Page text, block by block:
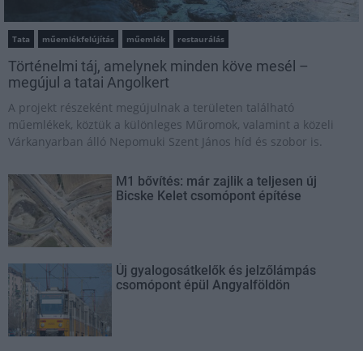
Tata műemlékfelújítás műemlék restaurálás
Történelmi táj, amelynek minden köve mesél –
megújul a tatai Angolkert
A projekt részeként megújulnak a területen található
műemlékek, köztük a különleges Műromok, valamint a közeli
Várkanyarban álló Nepomuki Szent János híd és szobor is.
M1 bővítés: már zajlik a teljesen új
Bicske Kelet csomópont építése
Új gyalogosátkelők és jelzőlámpás
csomópont épül Angyalföldön